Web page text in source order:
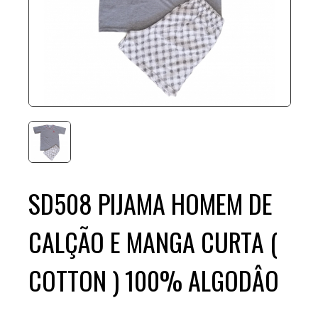
SD508 PIJAMA HOMEM DE
CALÇÃO E MANGA CURTA (
COTTON ) 100% ALGODÂO